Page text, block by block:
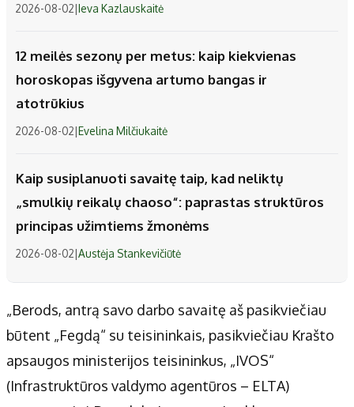
2026-08-02|Ieva Kazlauskaitė
12 meilės sezonų per metus: kaip kiekvienas
horoskopas išgyvena artumo bangas ir
atotrūkius
2026-08-02|Evelina Milčiukaitė
Kaip susiplanuoti savaitę taip, kad neliktų
„smulkių reikalų chaoso“: paprastas struktūros
principas užimtiems žmonėms
2026-08-02|Austėja Stankevičiūtė
„Berods, antrą savo darbo savaitę aš pasikviečiau
būtent „Fegdą“ su teisininkais, pasikviečiau Krašto
apsaugos ministerijos teisininkus, „IVOS“
(Infrastruktūros valdymo agentūros – ELTA)